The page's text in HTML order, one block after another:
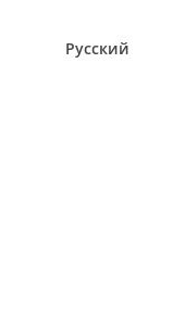
Русский